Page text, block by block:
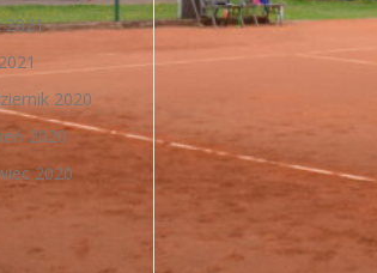
2021
2020
2020
2020